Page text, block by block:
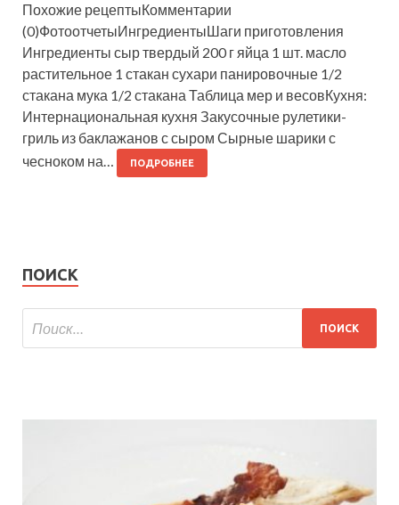
Похожие рецептыКомментарии
(0)ФотоотчетыИнгредиентыШаги приготовления
Ингредиенты сыр твердый 200 г яйца 1 шт. масло
растительное 1 стакан сухари панировочные 1/2
стакана мука 1/2 стакана Таблица мер и весовКухня:
Интернациональная кухня Закусочные рулетики-
гриль из баклажанов с сыром Сырные шарики с
чесноком на…
ПОДРОБНЕЕ
ПОИСК